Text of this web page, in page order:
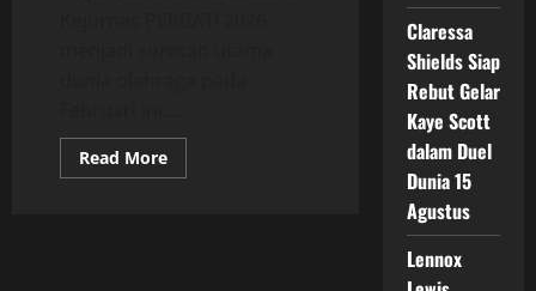
Read MoreRead
more
Claressa
Shields Siap
Rebut Gelar
Kaye Scott
dalam Duel
Dunia 15
Agustus
Lennox